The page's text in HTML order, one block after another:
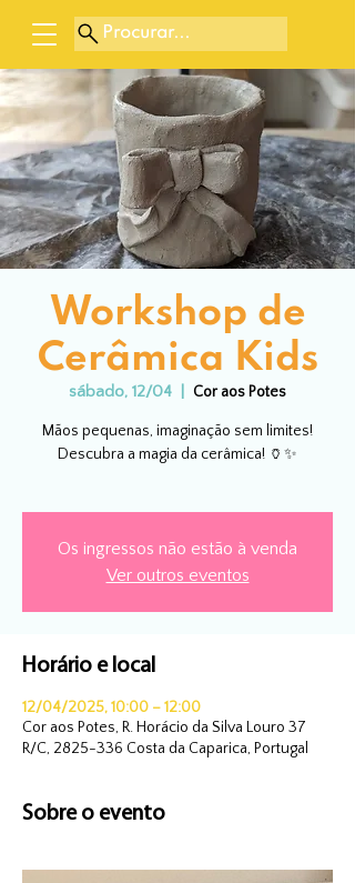
Procurar...
Workshop de
Cerâmica Kids
sábado, 12/04 Cor aos Potes
Mãos pequenas, imaginação sem limites!
Descubra a magia da cerâmica! 🏺✨
Os ingressos não estão à venda
Ver outros eventos
Horário e local
12/04/2025, 10:00 – 12:00
Cor aos Potes, R. Horácio da Silva Louro 37
R/C, 2825-336 Costa da Caparica, Portugal
Sobre o evento